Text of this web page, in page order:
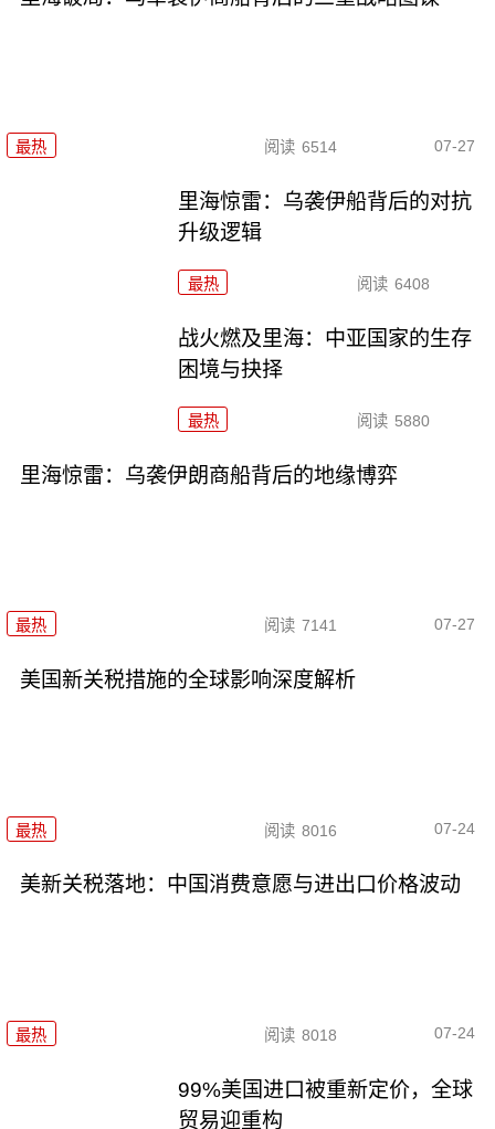
最热 阅读 6514 07-27
里海惊雷：乌袭伊船背后的对抗
升级逻辑
最热 阅读 6408
战火燃及里海：中亚国家的生存
困境与抉择
最热 阅读 5880
里海惊雷：乌袭伊朗商船背后的地缘博弈
最热 阅读 7141 07-27
美国新关税措施的全球影响深度解析
最热 阅读 8016 07-24
美新关税落地：中国消费意愿与进出口价格波动
最热 阅读 8018 07-24
99%美国进口被重新定价，全球
贸易迎重构